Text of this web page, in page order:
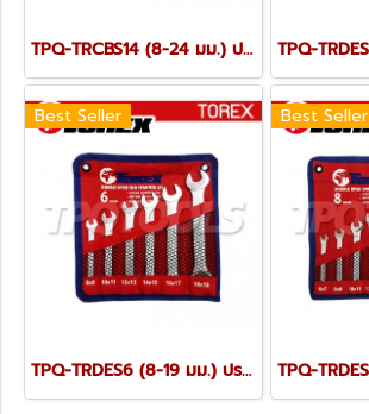
TPQ-TRCBS14 (8-24 มม.) ประแจแหวนข้างปากตายชุด 14 ตัว TOREX
Best Seller
TPQ-TRDES6 (8-19 มม.) ประแจปากตายชุด 6 ตัว TOREX
Best Seller